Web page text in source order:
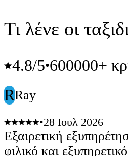
Τι λένε οι
4.8/5•600000+
RRay
•28 Ιουλ 2026
Εξαιρετική
φιλικό και